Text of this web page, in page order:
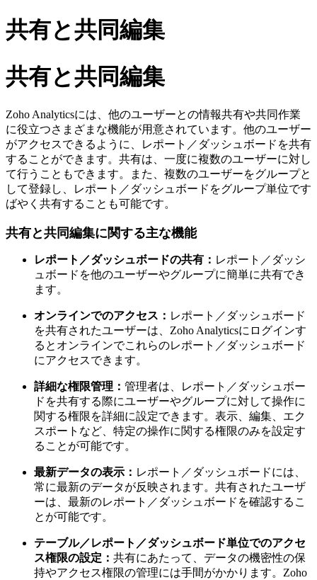
共有と共同編集
共有と共同編集
Zoho Analyticsには、他のユーザーとの情報共有や共同作業
に役立つさまざまな機能が用意されています。他のユーザー
がアクセスできるように、レポート／ダッシュボードを共有
することができます。共有は、一度に複数のユーザーに対し
て行うこともできます。また、複数のユーザーをグループと
して登録し、レポート／ダッシュボードをグループ単位です
ばやく共有することも可能です。
共有と共同編集に関する主な機能
レポート／ダッシュボードの共有： レポート／ダッシ
ュボードを他のユーザーやグループに簡単に共有でき
ます。
オンラインでのアクセス： レポート／ダッシュボード
を共有されたユーザーは、Zoho Analyticsにログインす
るとオンラインでこれらのレポート／ダッシュボード
にアクセスできます。
詳細な権限管理： 管理者は、レポート／ダッシュボー
ドを共有する際にユーザーやグループに対して操作に
関する権限を詳細に設定できます。表示、編集、エク
スポートなど、特定の操作に関する権限のみを設定す
ることが可能です。
最新データの表示： レポート／ダッシュボードには、
常に最新のデータが反映されます。共有されたユーザ
ーは、最新のレポート／ダッシュボードを確認するこ
とが可能です。
テーブル／レポート／ダッシュボード単位でのアクセ
ス権限の設定： 共有にあたって、データの機密性の保
持やアクセス権限の管理には手間がかかります。Zoho